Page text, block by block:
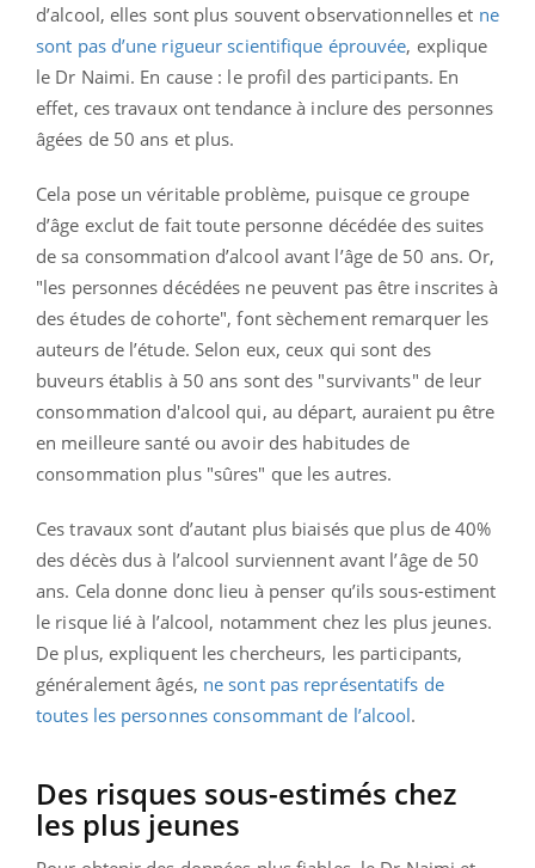
d’alcool, elles sont plus souvent observationnelles et ne
sont pas d’une rigueur scientifique éprouvée, explique
le Dr Naimi. En cause : le profil des participants. En
effet, ces travaux ont tendance à inclure des personnes
âgées de 50 ans et plus.
Cela pose un véritable problème, puisque ce groupe
d’âge exclut de fait toute personne décédée des suites
de sa consommation d’alcool avant l’âge de 50 ans. Or,
"les personnes décédées ne peuvent pas être inscrites à
des études de cohorte", font sèchement remarquer les
auteurs de l’étude. Selon eux, ceux qui sont des
buveurs établis à 50 ans sont des "survivants" de leur
consommation d'alcool qui, au départ, auraient pu être
en meilleure santé ou avoir des habitudes de
consommation plus "sûres" que les autres.
Ces travaux sont d’autant plus biaisés que plus de 40%
des décès dus à l’alcool surviennent avant l’âge de 50
ans. Cela donne donc lieu à penser qu’ils sous-estiment
le risque lié à l’alcool, notamment chez les plus jeunes.
De plus, expliquent les chercheurs, les participants,
généralement âgés, ne sont pas représentatifs de
toutes les personnes consommant de l’alcool.
Des risques sous-estimés chez
les plus jeunes